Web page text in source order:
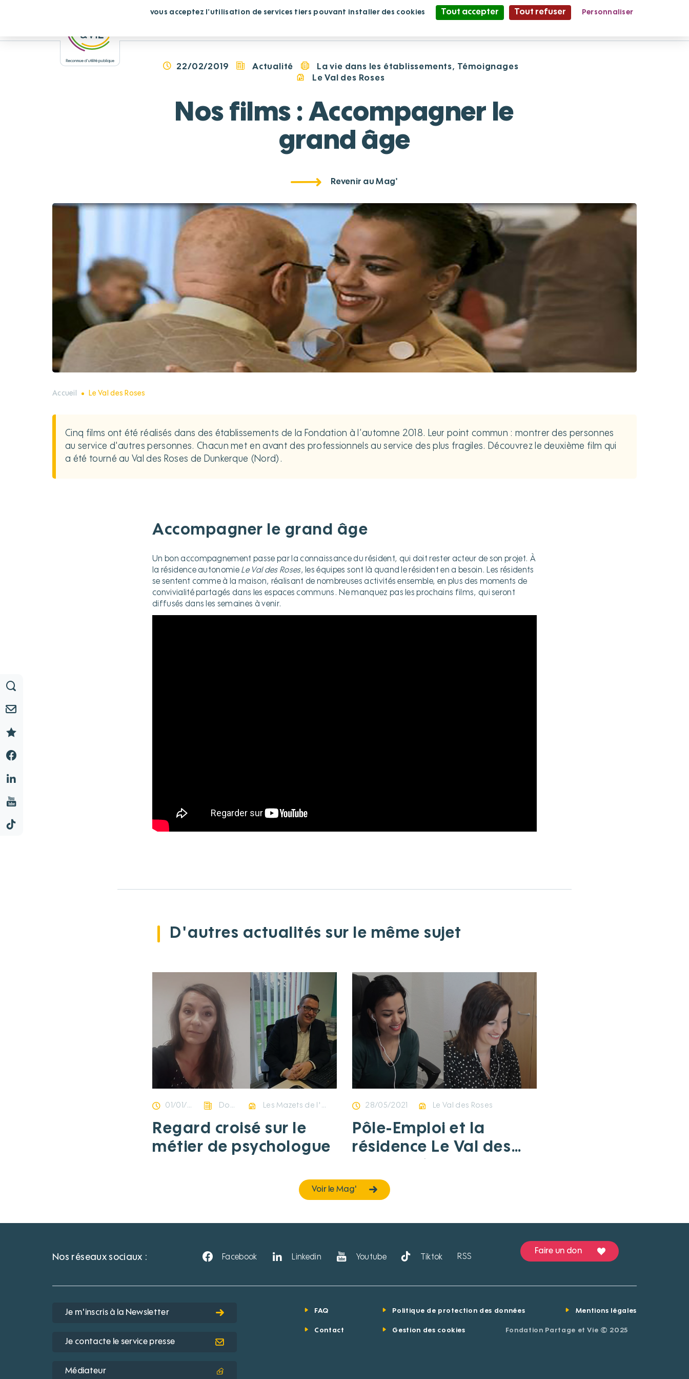
Partage et Vie le Mag'
22/02/2019 Actualité La vie dans les établissements
Témoignages
Le Val des Roses
Nos films : Accompagner le
grand âge
Revenir au Mag'
Accueil Le Val des Roses
Cinq films ont été réalisés dans des établissements de la Fondation à l’automne 2018. Leur point commun : montrer des personnes
au service d'autres personnes. Chacun met en avant des professionnels au service des plus fragiles. Découvrez le deuxième film qui
a été tourné au Val des Roses de Dunkerque (Nord).
Accompagner le grand âge
Un bon accompagnement passe par la connaissance du résident, qui doit rester acteur de son projet. À
la résidence autonomie Le Val des Roses, les équipes sont là quand le résident en a besoin. Les résidents
se sentent comme à la maison, réalisant de nombreuses activités ensemble, en plus des moments de
convivialité partagés dans les espaces communs. Ne manquez pas les prochains films, qui seront
diffusés dans les semaines à venir.
D'autres actualités sur le même sujet
01/01/2019 Dossier Les Mazets de l'Argilier
Regard croisé sur le
métier de psychologue
28/05/2021 Le Val des Roses
Pôle-Emploi et la
résidence Le Val des
métiers de la
Fondation
Voir le Mag'
Nos réseaux sociaux : Facebook Linkedin Youtube Tiktok RSS
Faire un don
Je m'inscris à la Newsletter
Je contacte le service presse
Médiateur
Contact
FAQ Politique de protection des données Mentions légales
Gestion des cookies Fondation Partage et Vie © 2025
vous acceptez l'utilisation de services tiers pouvant installer des cookies Tout accepter Tout refuser
Personnaliser